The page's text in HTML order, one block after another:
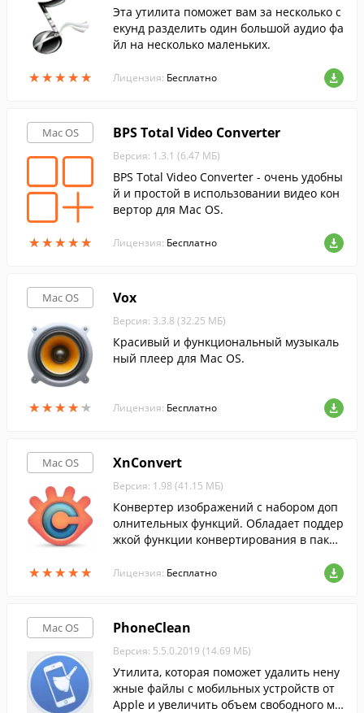
★★★★★
★★★★★
Эта утилита поможет вам за несколько с
екунд разделить один большой аудио фа
йл на несколько маленьких.
Лицензия: Бесплатно
Mac OS
★★★★★
★★★★★
BPS Total Video Converter
Версия: 1.3.1 (6.47 МБ)
BPS Total Video Converter - очень удобны
й и простой в использовании видео кон
вертор для Mac OS.
Лицензия: Бесплатно
Mac OS
★★★★★
★★★★★
Vox
Версия: 3.3.8 (32.25 МБ)
Красивый и функциональный музыкаль
ный плеер для Mac OS.
Лицензия: Бесплатно
Mac OS
★★★★★
★★★★★
XnConvert
Версия: 1.98 (41.15 МБ)
Конвертер изображений с набором доп
олнительных функций. Обладает поддер
жкой функции конвертирования в пакет
Лицензия: Бесплатно
Mac OS PhoneClean
Версия: 5.5.0.2019 (14.69 МБ)
Утилита, которая поможет удалить нену
жные файлы с мобильных устройств от
Apple и увеличить объем свободного ме